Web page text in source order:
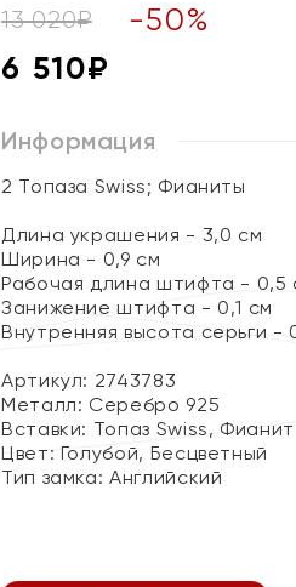
13 020₽ -50%
6 510₽
Информация
2 Топаза Swiss; Фианиты
Длина украшения - 3,0 см
Ширина - 0,9 см
Рабочая длина штифта - 0,5
Занижение штифта - 0,1 см
Внутренняя высота серьги -
Артикул: 2743783
Металл: Серебро 925
Вставки: Топаз Swiss, Фианит
Цвет: Голубой, Бесцветный
Тип замка:Английский